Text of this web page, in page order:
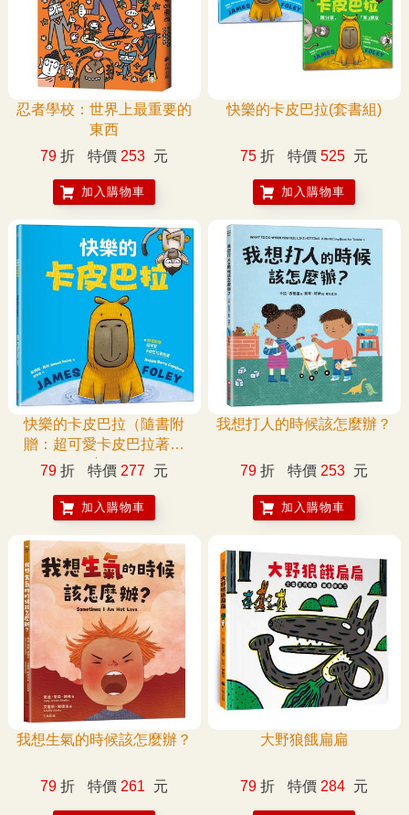
忍者學校：世界上最重要的
東西
79 折 特價 253 元
加入購物車
快樂的卡皮巴拉(套書組)
75 折 特價 525 元
加入購物車
快樂的卡皮巴拉（隨書附
贈：超可愛卡皮巴拉著色
畫）
79 折 特價 277 元
加入購物車
我想打人的時候該怎麼辦？
79 折 特價 253 元
加入購物車
我想生氣的時候該怎麼辦？
79 折 特價 261 元
大野狼餓扁扁
79 折 特價 284 元